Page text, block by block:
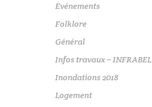
Événements
Folklore
Général
Infos travaux – INFRABEL
Inondations 2018
Logement